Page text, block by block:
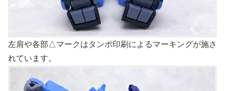
左肩や各部△マークはタンポ印刷によるマーキングが施さ
れています。